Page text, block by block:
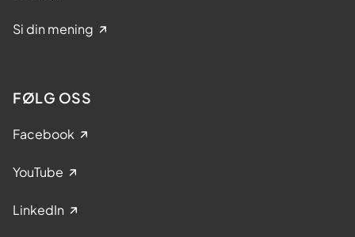
Si din mening
FØLG OSS
Facebook
YouTube
LinkedIn